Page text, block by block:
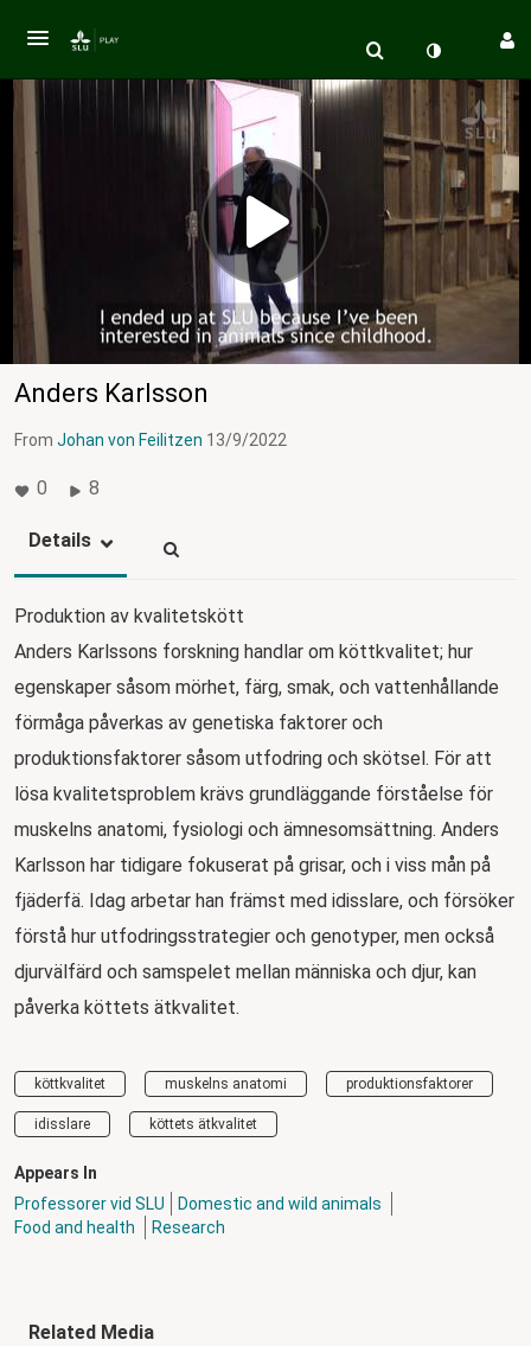
Anders Karlsson
From Johan von Feilitzen 13/9/2022
0 8
Details
Produktion av kvalitetskött
Anders Karlssons forskning handlar om köttkvalitet; hur
egenskaper såsom mörhet, färg, smak, och vattenhållande
förmåga påverkas av genetiska faktorer och
produktionsfaktorer såsom utfodring och skötsel. För att
lösa kvalitetsproblem krävs grundläggande förståelse för
muskelns anatomi, fysiologi och ämnesomsättning. Anders
Karlsson har tidigare fokuserat på grisar, och i viss mån på
fjäderfä. Idag arbetar han främst med idisslare, och försöker
förstå hur utfodringsstrategier och genotyper, men också
djurvälfärd och samspelet mellan människa och djur, kan
påverka köttets ätkvalitet.
köttkvalitet muskelns anatomi produktionsfaktorer
idisslare köttets ätkvalitet
Appears In
Professorer vid SLU
Domestic and wild animals
Food and health
Research
Related Media